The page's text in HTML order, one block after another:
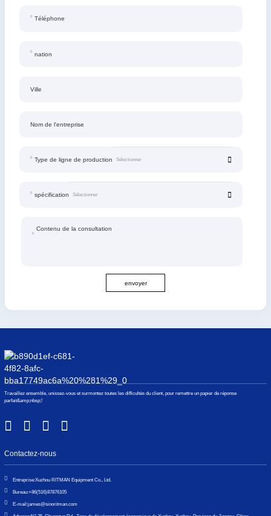
Téléphone
nation
Ville
Nom de l'entreprise
Type de ligne de production
spécification
Contenu de la consultation
envoyer
Travaillez ensemble, unissez-vous et surmontez toutes les difficultés du client, pour remettre un papier de réponse
parfait&amp;nbsp;!
Contactez-nous
Entreprise:Xuzhou RITMAN Equipment Co., Ltd.
Bureau:+86(516)87876105
E-mail:james@sinoritman.com